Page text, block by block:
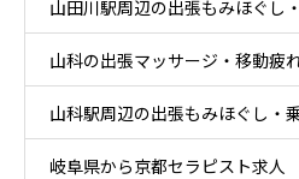
山田川駅周辺の出張もみほぐし
山科の出張マッサージ・移動疲
山科駅周辺の出張もみほぐし・
岐阜県から京都セラピスト求人